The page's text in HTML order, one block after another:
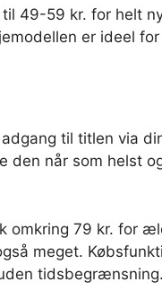
49-59 kr. for helt
er ideel
til titlen via
den når som helst
79 kr. for
meget.
tidsbegrænsning.